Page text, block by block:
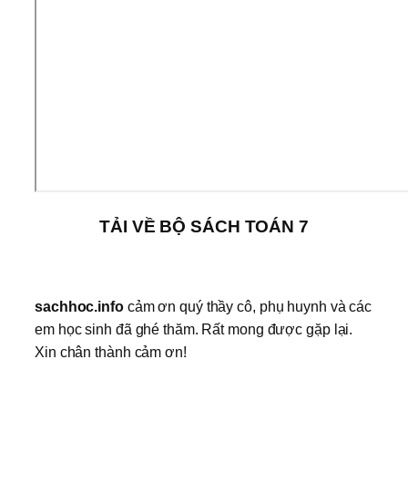
TẢI VỀ BỘ SÁCH TOÁN 7
sachhoc.infocảm ơn quý thầy cô, phụ huynh và các
em học sinh đã ghé thăm. Rất mong được gặp lại.
Xin chân thành cảm ơn!